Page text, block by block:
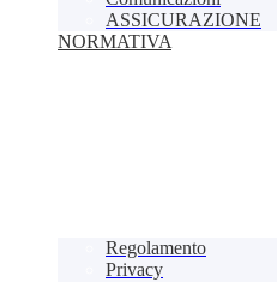
ASSICURAZIONE
NORMATIVA
Regolamento
Privacy